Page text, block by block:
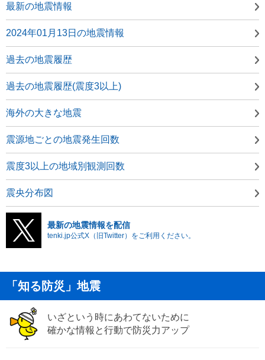
最新の地震情報
2024年01月13日の地震情報
過去の地震履歴
過去の地震履歴(震度3以上)
海外の大きな地震
震源地ごとの地震発生回数
震度3以上の地域別観測回数
震央分布図
最新の地震情報を配信
tenki.jp公式X（旧Twitter）をご利用ください。
「知る防災」地震
いざという時にあわてないために
確かな情報と行動で防災力アップ